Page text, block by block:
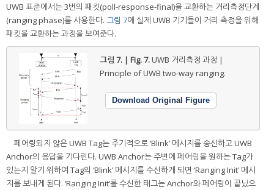
UWB 표준에서는 3번의 패킷(poll-response-final)을 교환하는 거리측정단계
(ranging phase)를 사용한다. 그림 7에 실제 UWB 기기들이 거리 측정을 위해
패킷을 교환하는 과정을 보여준다.
그림 7. | Fig. 7.UWB 거리측정 과정 |
Principle of UWB two-way ranging.
Download Original Figure
페어링되지 않은 UWB Tag는 주기적으로 ‘Blink’ 메시지를 송신하고 UWB
Anchor의 응답을 기다린다. UWB Anchor는 주변에 페어링을 원하는 Tag가
있는지 알기 위하여 Tag의 ‘Blink’ 메시지를 수신하게 되면 ‘Ranging Init’ 메시
지를 보내게 된다. ‘Ranging Init’를 수신한 태그는 Anchor와 페어링이 끝났으